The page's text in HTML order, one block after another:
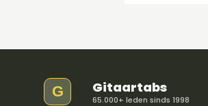
G Gitaartabs
65.000+ leden sinds 1998